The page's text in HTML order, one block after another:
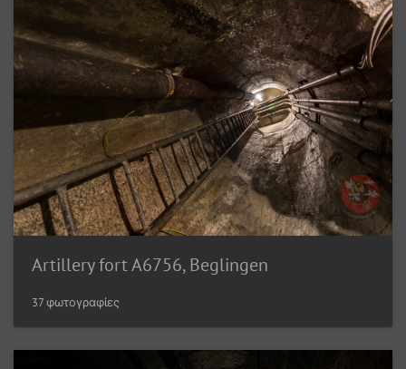
Artillery fort A6756, Beglingen
37 φωτογραφίες